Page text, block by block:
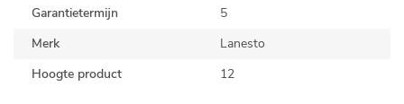
Garantietermijn
5
Merk
Lanesto
Hoogte product
12